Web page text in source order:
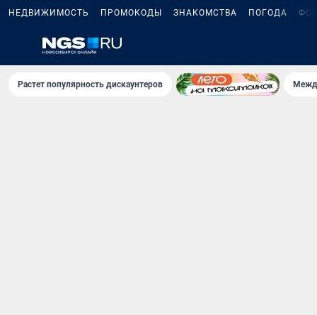
НЕДВИЖИМОСТЬ ПРОМОКОДЫ ЗНАКОМСТВА ПОГОДА
Растет популярность дискаунтеров